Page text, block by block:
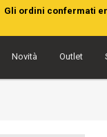
Gli ordini confermati
Novità Outlet